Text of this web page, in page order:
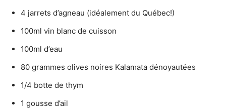
4 jarrets d’agneau (idéalement du Québec!)
100ml vin blanc de cuisson
100ml d’eau
80 grammes olives noires Kalamata dénoyautées
1/4 botte de thym
1 gousse d’ail